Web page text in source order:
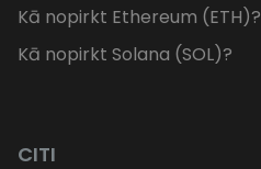
Kā nopirkt Ethereum (ETH)?
Kā nopirkt Solana (SOL)?
CITI